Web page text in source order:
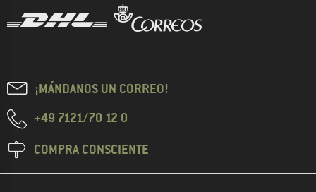
¡MÁNDANOS UN CORREO!
+49 7121/70 12 0
COMPRA CONSCIENTE